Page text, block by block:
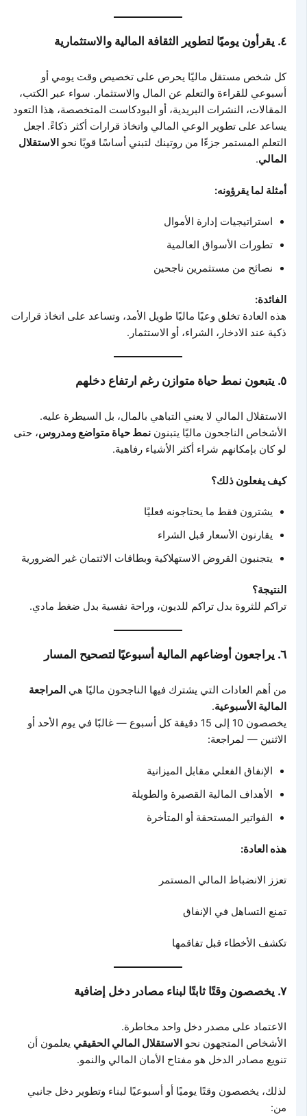
٤. يقرأون يوميًا لتطوير الثقافة المالية والاستثمارية
كل شخص مستقل ماليًا يحرص على تخصيص وقت يومي أو
أسبوعي للقراءة والتعلم عن المال والاستثمار. سواء عبر الكتب،
المقالات، النشرات البريدية، أو البودكاست المتخصصة، هذا التعود
يساعد على تطوير الوعي المالي واتخاذ قرارات أكثر ذكاءً. اجعل
التعلم المستمر جزءًا من روتينك لتبني أساسًا قويًا نحوالاستقلال
المالي.
أمثلة لما يقرؤونه:
استراتيجيات إدارة الأموال
تطورات الأسواق العالمية
نصائح من مستثمرين ناجحين
الفائدة:
هذه العادة تخلق وعيًا ماليًا طويل الأمد، وتساعد على اتخاذ قرارات
ذكية عند الادخار، الشراء، أو الاستثمار.
٥. يتبعون نمط حياة متوازن رغم ارتفاع دخلهم
الاستقلال المالي لا يعني التباهي بالمال، بل السيطرة عليه.
الأشخاص الناجحون ماليًا يتبنوننمط حياة متواضع ومدروس، حتى
لو كان بإمكانهم شراء أكثر الأشياء رفاهية.
كيف يفعلون ذلك؟
يشترون فقط ما يحتاجونه فعليًا
يقارنون الأسعار قبل الشراء
يتجنبون القروض الاستهلاكية وبطاقات الائتمان غير الضرورية
النتيجة؟
تراكم للثروة بدل تراكم للديون، وراحة نفسية بدل ضغط مادي.
٦. يراجعون أوضاعهم المالية أسبوعيًا لتصحيح المسار
من أهم العادات التي يشترك فيها الناجحون ماليًا هيالمراجعة
المالية الأسبوعية.
يخصصون 10 إلى 15 دقيقة كل أسبوع — غالبًا في يوم الأحد أو
الاثنين — لمراجعة:
الإنفاق الفعلي مقابل الميزانية
الأهداف المالية القصيرة والطويلة
الفواتير المستحقة أو المتأخرة
هذه العادة:
تعزز الانضباط المالي المستمر
تمنع التساهل في الإنفاق
تكشف الأخطاء قبل تفاقمها
٧. يخصصون وقتًا ثابتًا لبناء مصادر دخل إضافية
الاعتماد على مصدر دخل واحد مخاطرة.
الأشخاص المتجهون نحوالاستقلال المالي الحقيقييعلمون أن
تنويع مصادر الدخل هو مفتاح الأمان المالي والنمو.
لذلك، يخصصون وقتًا يوميًا أو أسبوعيًا لبناء وتطوير دخل جانبي
من: